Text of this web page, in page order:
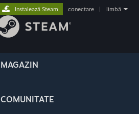
MAGAZIN
COMUNITATE
Instalează Steam conectare limbă